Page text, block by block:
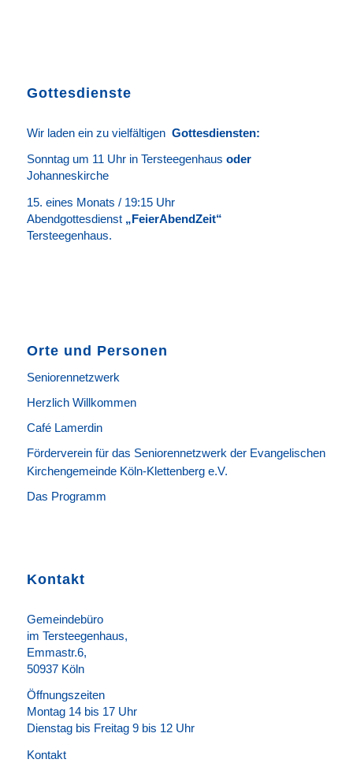
Gottesdienste
Wir laden ein zu vielfältigen Gottesdiensten:
Sonntag um 11 Uhr in Tersteegenhaus oder
Johanneskirche
15. eines Monats / 19:15 Uhr
Abendgottesdienst„FeierAbendZeit“
Tersteegenhaus.
Orte und Personen
Seniorennetzwerk
Herzlich Willkommen
Café Lamerdin
Förderverein für das Seniorennetzwerk der Evangelischen
Kirchengemeinde Köln-Klettenberg e.V.
Das Programm
Kontakt
Gemeindebüro
im Tersteegenhaus,
Emmastr.6,
50937 Köln
Öffnungszeiten
Montag 14 bis 17 Uhr
Dienstag bis Freitag 9 bis 12 Uhr
Kontakt